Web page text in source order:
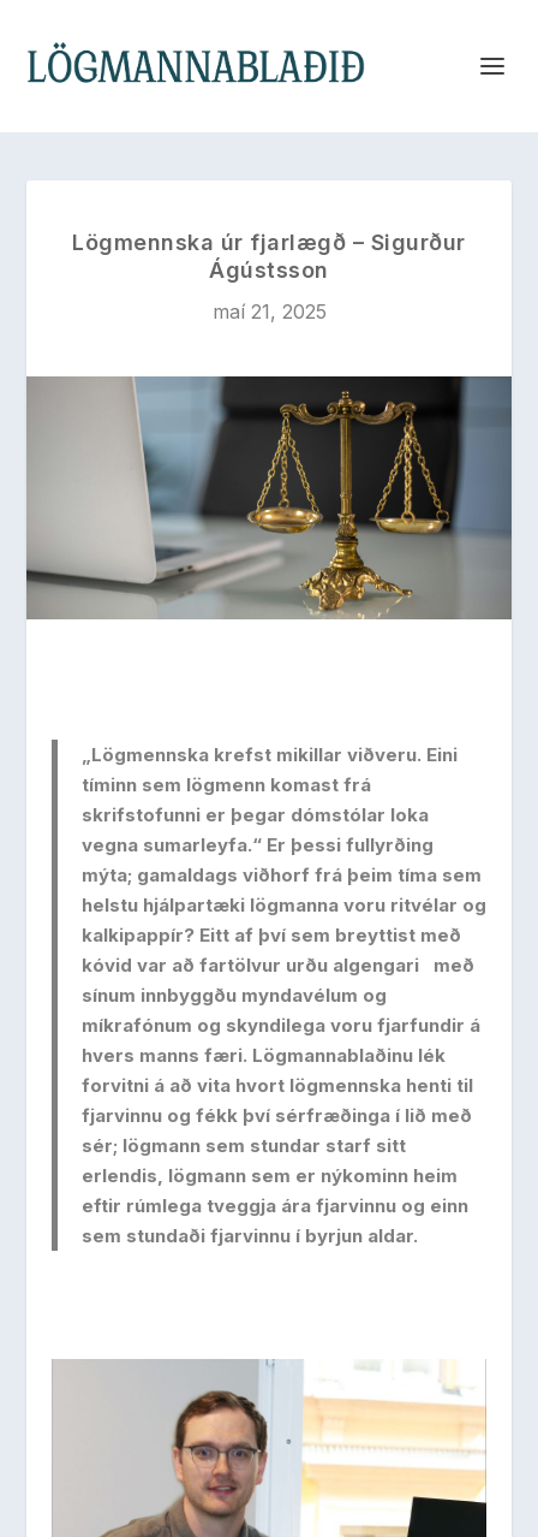
Lögmennska úr fjarlægð – Sigurður
Ágústsson
maí 21, 2025
„Lögmennska krefst mikillar viðveru. Eini
tíminn sem lögmenn komast frá
skrifstofunni er þegar dómstólar loka
vegna sumarleyfa.“ Er þessi fullyrðing
mýta; gamaldags viðhorf frá þeim tíma sem
helstu hjálpartæki lögmanna voru ritvélar og
kalkipappír? Eitt af því sem breyttist með
kóvid var að fartölvur urðu algengari
með
sínum innbyggðu myndavélum og
míkrafónum og skyndilega voru fjarfundir á
hvers manns færi. Lögmannablaðinu lék
forvitni á að vita hvort lögmennska henti til
fjarvinnu og fékk því sérfræðinga í lið með
sér; lögmann sem stundar starf sitt
erlendis, lögmann sem er nýkominn heim
eftir rúmlega tveggja ára fjarvinnu og einn
sem stundaði fjarvinnu í byrjun aldar.